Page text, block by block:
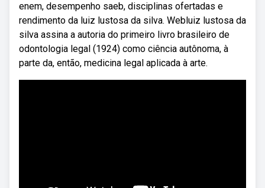
enem, desempenho saeb, disciplinas ofertadas e
rendimento da luiz lustosa da silva. Webluiz lustosa da
silva assina a autoria do primeiro livro brasileiro de
odontologia legal (1924) como ciência autônoma, à
parte da, então, medicina legal aplicada à arte.